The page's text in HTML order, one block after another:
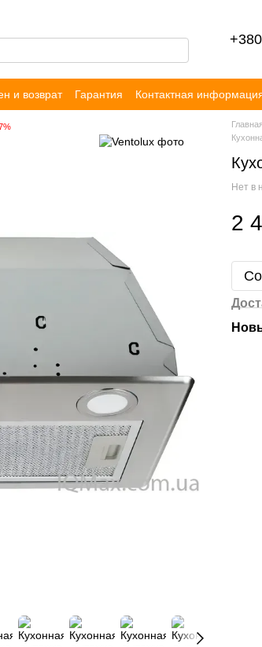
и возврат Гарантия
Контактная
Договор публичной оферты Блог Отзывы
Главная
Нет в
2